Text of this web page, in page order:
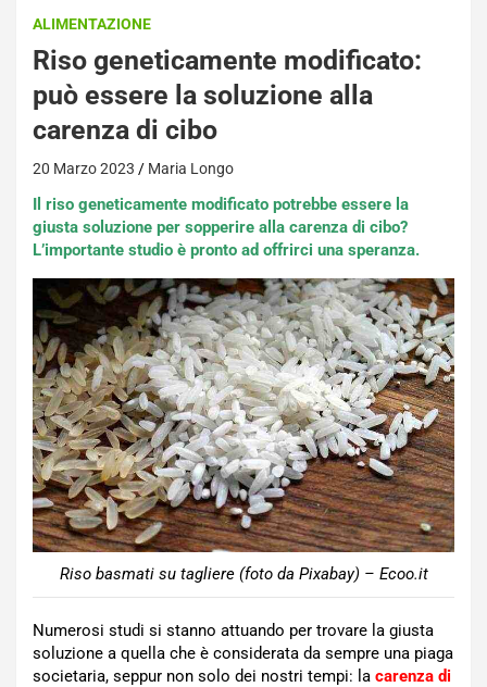
ALIMENTAZIONE
Riso geneticamente modificato:
può essere la soluzione alla
carenza di cibo
20 Marzo 2023 Maria Longo
Il riso geneticamente modificato potrebbe essere la
giusta soluzione per sopperire alla carenza di cibo?
L’importante studio è pronto ad offrirci una speranza.
Riso basmati su tagliere (foto da Pixabay) – Ecoo.it
Numerosi studi si stanno attuando per trovare la giusta
soluzione a quella che è considerata da sempre una piaga
societaria, seppur non solo dei nostri tempi: la carenza di